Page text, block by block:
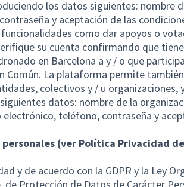
los datos siguientes: nombre
y aceptación de las
como dar apoyos o
su cuenta confirmando que
en Barcelona a y / o que participa
Común. La plataforma permite
colectivos y / u organizaciones,
datos: nombre de la
electrónico, teléfono, contraseña y
(ver Política Privacidad de
y de acuerdo con la GDPR y la Ley